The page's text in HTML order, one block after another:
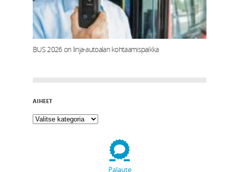
BUS 2026 on linja-autoalan kohtaamispaikka
AIHEET
Palaute